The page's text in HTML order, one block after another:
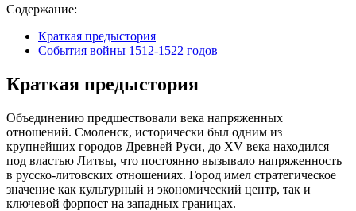
Содержание:
Краткая предыстория
События войны 1512-1522 годов
Краткая предыстория
Объединению предшествовали века напряженных
отношений. Смоленск, исторически был одним из
крупнейших городов Древней Руси, до XV века находился
под властью Литвы, что постоянно вызывало напряженность
в русско-литовских отношениях. Город имел стратегическое
значение как культурный и экономический центр, так и
ключевой форпост на западных границах.